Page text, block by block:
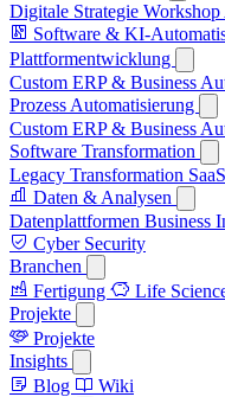
Digitale Strategie Workshop
Software & KI-
Plattformentwicklung
Custom ERP & Business
Prozess Automatisierung
Custom ERP & Business
Software Transformation
Legacy Transformation
Daten & Analysen
Datenplattformen Business
Cyber Security
Branchen
Fertigung
Life
Projekte
Projekte
Insights
Blog
Wiki